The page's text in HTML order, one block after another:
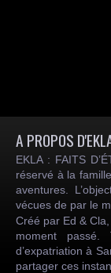
A PROPOS
EKLA : FAITS
réservé à la
aventures.
vécues de par le
Créé par Ed &
moment
d’expatriation à
partager ces